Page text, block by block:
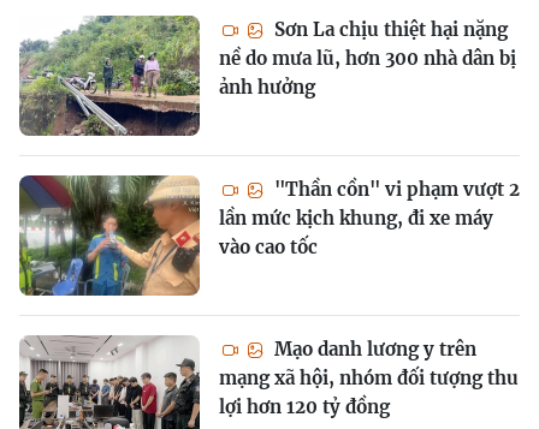
Sơn La chịu thiệt hại nặng
nề do mưa lũ, hơn 300 nhà dân bị
ảnh hưởng
"Thần cồn" vi phạm vượt 2
lần mức kịch khung, đi xe máy
vào cao tốc
Mạo danh lương y trên
mạng xã hội, nhóm đối tượng thu
lợi hơn 120 tỷ đồng